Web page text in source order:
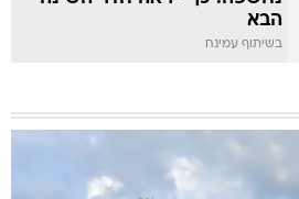
הבא
בשיתוף עמינח